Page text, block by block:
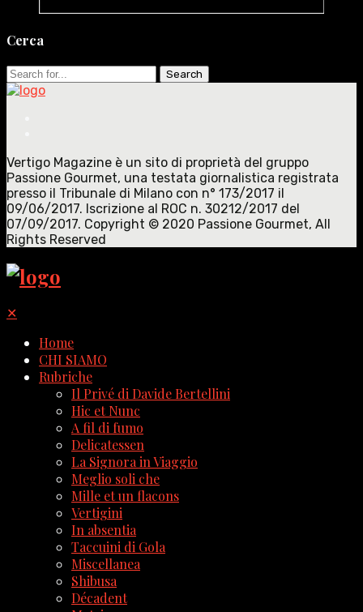
Cerca
Search
for:
Vertigo Magazine è un sito di proprietà del gruppo
Passione Gourmet, una testata giornalistica registrata
presso il Tribunale di Milano con n° 173/2017 il
09/06/2017. Iscrizione al ROC n. 30212/2017 del
07/09/2017. Copyright © 2020 Passione Gourmet, All
Rights Reserved
✕
Home
CHI SIAMO
Rubriche
Il Privé di Davide Bertellini
Hic et Nunc
A fil di fumo
Delicatessen
La Signora in Viaggio
Meglio soli che
Mille et un flacons
Vertigini
In absentia
Taccuini di Gola
Miscellanea
Shibusa
Décadent